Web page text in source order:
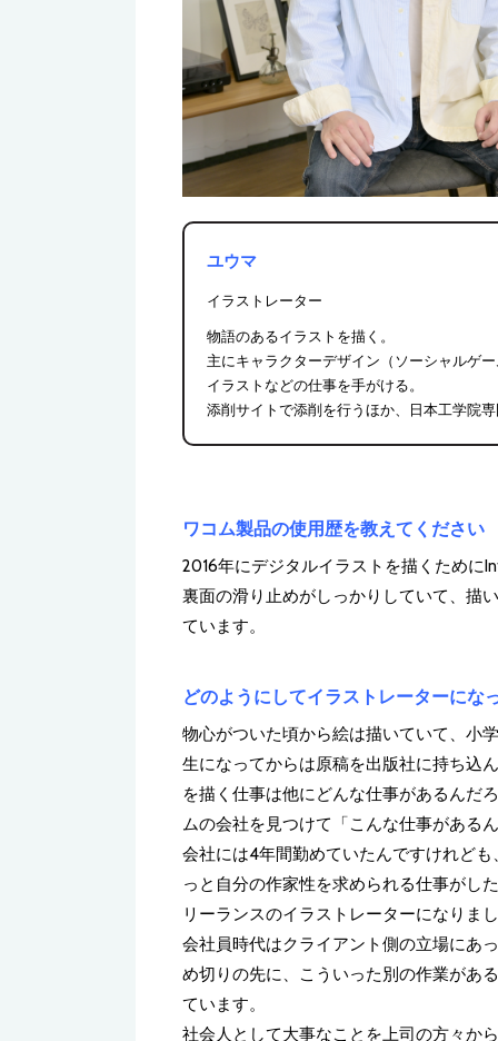
ユウマ
イラストレーター
物語のあるイラストを描く。
主にキャラクターデザイン（ソーシャルゲ
イラストなどの仕事を手がける。
添削サイトで添削を行うほか、日本工学院
ワコム製品の使用歴を教えてください
2016年にデジタルイラストを描くために
裏面の滑り止めがしっかりしていて、描
ています。
どのようにしてイラストレーターにな
物心がついた頃から絵は描いていて、小
生になってからは原稿を出版社に持ち込
を描く仕事は他にどんな仕事があるんだ
ムの会社を見つけて「こんな仕事がある
会社には4年間勤めていたんですけれど
っと自分の作家性を求められる仕事がし
リーランスのイラストレーターになりま
会社員時代はクライアント側の立場にあ
め切りの先に、こういった別の作業があ
ています。
社会人として大事なことを上司の方々か